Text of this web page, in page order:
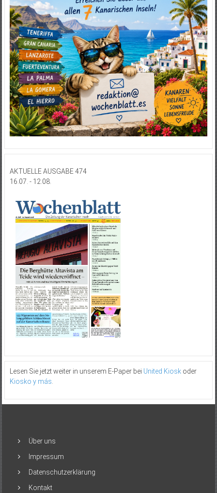
AKTUELLE AUSGABE 474
16.07. - 12.08.
Lesen Sie jetzt weiter in unserem E-Paper bei United Kioskoder
Kiosko y más
Über uns
Impressum
Datenschutzerklärung
Kontakt